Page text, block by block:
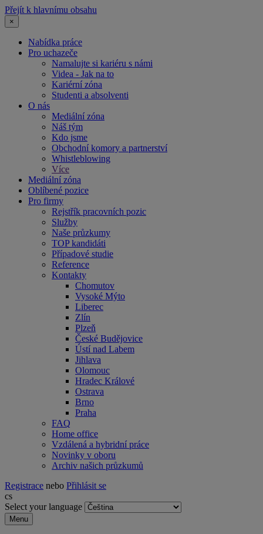
Přejít k hlavnímu obsahu
×
Nabídka práce
Pro uchazeče
Namalujte si kariéru s námi
Videa - Jak na to
Kariérní zóna
Studenti a absolventi
O nás
Mediální zóna
Náš tým
Kdo jsme
Obchodní komory a partnerství
Whistleblowing
Více
Mediální zóna
Oblíbené pozice
Pro firmy
Rejstřík pracovních pozic
Služby
Naše průzkumy
TOP kandidáti
Případové studie
Reference
Kontakty
Chomutov
Vysoké Mýto
Liberec
Zlín
Plzeň
České Budějovice
Ústí nad Labem
Jihlava
Olomouc
Hradec Králové
Ostrava
Brno
Praha
FAQ
Home office
Vzdálená a hybridní práce
Novinky v oboru
Archiv našich průzkumů
Registrace nebo Přihlásit se
cs
Select your language
Menu